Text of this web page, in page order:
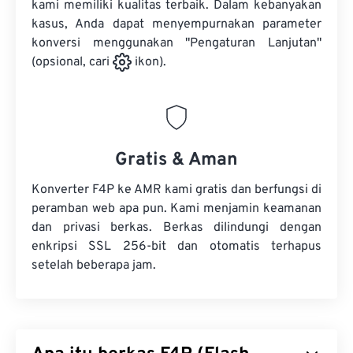
kami memiliki kualitas terbaik. Dalam kebanyakan
kasus, Anda dapat menyempurnakan parameter
konversi menggunakan "Pengaturan Lanjutan"
(opsional, cari
ikon).
Gratis & Aman
Konverter F4P ke AMR kami gratis dan berfungsi di
peramban web apa pun. Kami menjamin keamanan
dan privasi berkas. Berkas dilindungi dengan
enkripsi SSL 256-bit dan otomatis terhapus
setelah beberapa jam.